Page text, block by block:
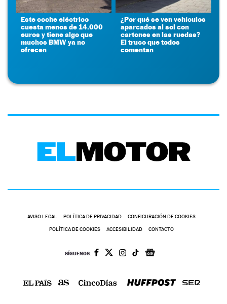
Este coche eléctrico
cuesta menos de 14.000
euros y tiene algo que
muchos BMW ya no
ofrecen
¿Por qué se ven vehículos
aparcados al sol con
cartones en las ruedas?
El truco que todos
comentan
AVISO LEGAL POLÍTICA DE PRIVACIDAD CONFIGURACIÓN DE COOKIES
POLÍTICA DE COOKIES ACCESIBILIDAD CONTACTO
SÍGUENOS: